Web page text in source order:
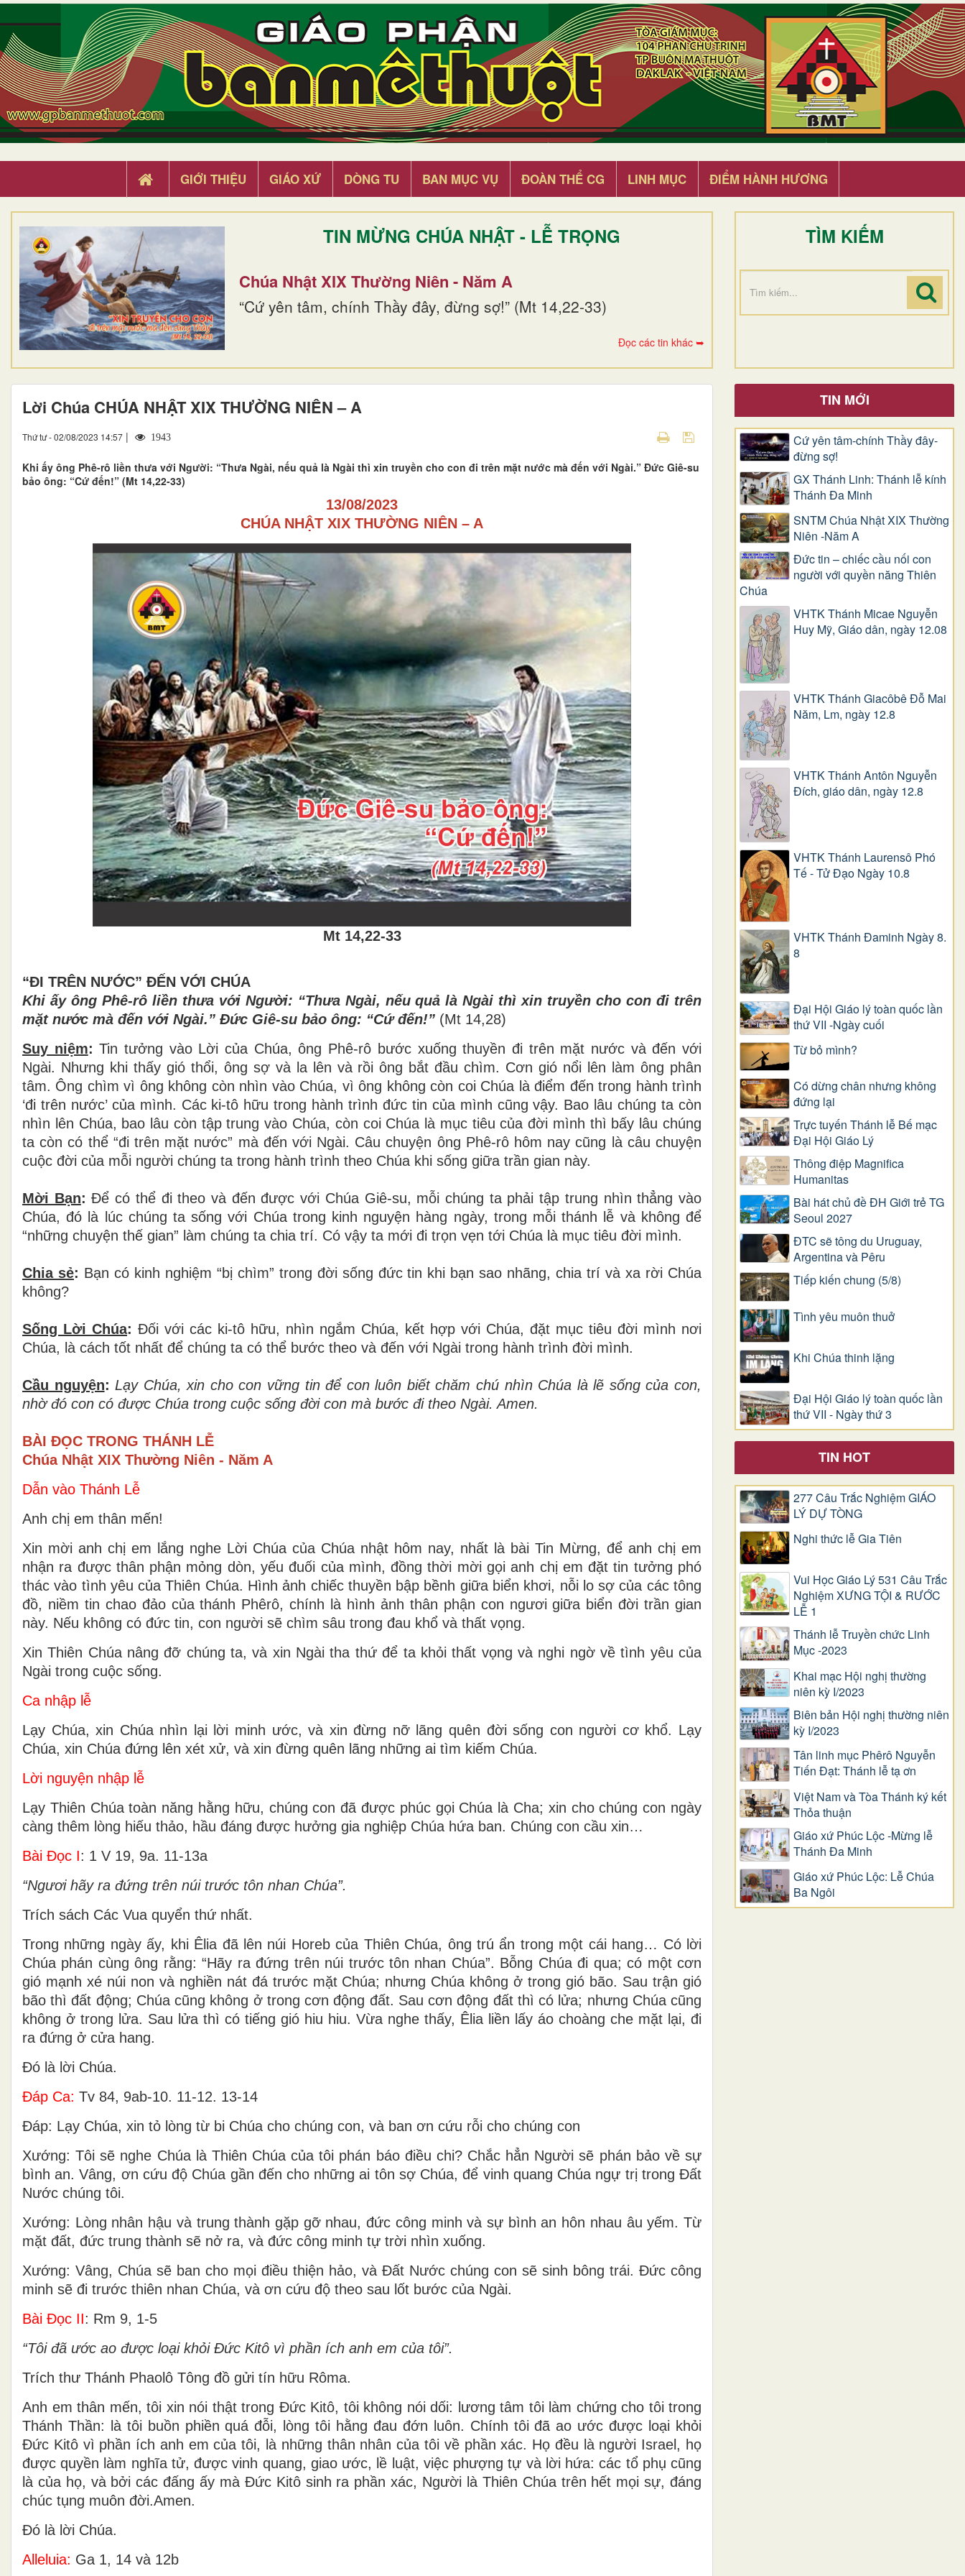
GIỚI THIỆU GIÁO XỨ DÒNG TU BAN MỤC VỤ ĐOÀN THỂ CG LINH MỤC ĐIỂM HÀNH HƯƠNG
TIN MỪNG CHÚA NHẬT - LỄ TRỌNG
Chúa Nhật XIX Thường Niên - Năm A
“Cứ yên tâm, chính Thầy đây, đừng sợ!” (Mt 14,22-33)
Đọc các tin khác ➥
TÌM KIẾM
Lời Chúa CHÚA NHẬT XIX THƯỜNG NIÊN – A
Thứ tư - 02/08/2023 14:57 | 1943
Khi ấy ông Phê-rô liền thưa với Người: “Thưa Ngài, nếu quả là Ngài thì xin truyền cho con đi trên mặt nước mà đến với Ngài.” Đức Giê-su
bảo ông: “Cứ đến!” (Mt 14,22-33)
13/08/2023
CHÚA NHẬT XIX THƯỜNG NIÊN – A
Mt 14,22-33
“ĐI TRÊN NƯỚC” ĐẾN VỚI CHÚA
Khi ấy ông Phê-rô liền thưa với Người: “Thưa Ngài, nếu quả là Ngài thì xin truyền cho con đi trên
mặt nước mà đến với Ngài.” Đức Giê-su bảo ông: “Cứ đến!” (Mt 14,28)
Suy niệm: Tin tưởng vào Lời của Chúa, ông Phê-rô bước xuống thuyền đi trên mặt nước và đến với
Ngài. Nhưng khi thấy gió thổi, ông sợ và la lên và rồi ông bắt đầu chìm. Cơn gió nổi lên làm ông phân
tâm. Ông chìm vì ông không còn nhìn vào Chúa, vì ông không còn coi Chúa là điểm đến trong hành trình
‘đi trên nước’ của mình. Các ki-tô hữu trong hành trình đức tin của mình cũng vậy. Bao lâu chúng ta còn
nhìn lên Chúa, bao lâu còn tập trung vào Chúa, còn coi Chúa là mục tiêu của đời mình thì bấy lâu chúng
ta còn có thể “đi trên mặt nước” mà đến với Ngài. Câu chuyện ông Phê-rô hôm nay cũng là câu chuyện
cuộc đời của mỗi người chúng ta trong hành trình theo Chúa khi sống giữa trần gian này.
Mời Bạn: Để có thể đi theo và đến được với Chúa Giê-su, mỗi chúng ta phải tập trung nhìn thẳng vào
Chúa, đó là lúc chúng ta sống với Chúa trong kinh nguyện hàng ngày, trong mỗi thánh lễ và không để
“những chuyện thế gian” làm chúng ta chia trí. Có vậy ta mới đi trọn vẹn tới Chúa là mục tiêu đời mình.
Chia sẻ: Bạn có kinh nghiệm “bị chìm” trong đời sống đức tin khi bạn sao nhãng, chia trí và xa rời Chúa
không?
Sống Lời Chúa: Đối với các ki-tô hữu, nhìn ngắm Chúa, kết hợp với Chúa, đặt mục tiêu đời mình nơi
Chúa, là cách tốt nhất để chúng ta có thể bước theo và đến với Ngài trong hành trình đời mình.
Cầu nguyện: Lạy Chúa, xin cho con vững tin để con luôn biết chăm chú nhìn Chúa là lẽ sống của con,
nhờ đó con có được Chúa trong cuộc sống đời con mà bước đi theo Ngài. Amen.
BÀI ĐỌC TRONG THÁNH LỄ
Chúa Nhật XIX Thường Niên - Năm A
Dẫn vào Thánh Lễ
Anh chị em thân mến!
Xin mời anh chị em lắng nghe Lời Chúa của Chúa nhật hôm nay, nhất là bài Tin Mừng, để anh chị em
nhận ra được thân phận mỏng dòn, yếu đuối của mình, đồng thời mời gọi anh chị em đặt tin tưởng phó
thác vào tình yêu của Thiên Chúa. Hình ảnh chiếc thuyền bập bềnh giữa biển khơi, nỗi lo sợ của các tông
đồ, niềm tin chao đảo của thánh Phêrô, chính là hình ảnh thân phận con ngươi giữa biển đời trần gian
này. Nếu không có đức tin, con người sẽ chìm sâu trong đau khổ và thất vọng.
Xin Thiên Chúa nâng đỡ chúng ta, và xin Ngài tha thứ để ta khỏi thất vọng và nghi ngờ về tình yêu của
Ngài trong cuộc sống.
Ca nhập lễ
Lạy Chúa, xin Chúa nhìn lại lời minh ước, và xin đừng nỡ lãng quên đời sống con người cơ khổ. Lạy
Chúa, xin Chúa đứng lên xét xử, và xin đừng quên lãng những ai tìm kiếm Chúa.
Lời nguyện nhập lễ
Lạy Thiên Chúa toàn năng hằng hữu, chúng con đã được phúc gọi Chúa là Cha; xin cho chúng con ngày
càng thêm lòng hiếu thảo, hầu đáng được hưởng gia nghiệp Chúa hứa ban. Chúng con cầu xin…
Bài Ðọc I: 1 V 19, 9a. 11-13a
“Ngươi hãy ra đứng trên núi trước tôn nhan Chúa”.
Trích sách Các Vua quyển thứ nhất.
Trong những ngày ấy, khi Êlia đã lên núi Horeb của Thiên Chúa, ông trú ẩn trong một cái hang… Có lời
Chúa phán cùng ông rằng: “Hãy ra đứng trên núi trước tôn nhan Chúa”. Bỗng Chúa đi qua; có một cơn
gió mạnh xé núi non và nghiền nát đá trước mặt Chúa; nhưng Chúa không ở trong gió bão. Sau trận gió
bão thì đất động; Chúa cũng không ở trong cơn động đất. Sau cơn động đất thì có lửa; nhưng Chúa cũng
không ở trong lửa. Sau lửa thì có tiếng gió hiu hiu. Vừa nghe thấy, Êlia liền lấy áo choàng che mặt lại, đi
ra đứng ở cửa hang.
Ðó là lời Chúa.
Ðáp Ca: Tv 84, 9ab-10. 11-12. 13-14
Ðáp: Lạy Chúa, xin tỏ lòng từ bi Chúa cho chúng con, và ban ơn cứu rỗi cho chúng con
Xướng: Tôi sẽ nghe Chúa là Thiên Chúa của tôi phán báo điều chi? Chắc hẳn Người sẽ phán bảo về sự
bình an. Vâng, ơn cứu độ Chúa gần đến cho những ai tôn sợ Chúa, để vinh quang Chúa ngự trị trong Ðất
Nước chúng tôi.
Xướng: Lòng nhân hậu và trung thành gặp gỡ nhau, đức công minh và sự bình an hôn nhau âu yếm. Từ
mặt đất, đức trung thành sẽ nở ra, và đức công minh tự trời nhìn xuống.
Xướng: Vâng, Chúa sẽ ban cho mọi điều thiện hảo, và Ðất Nước chúng con sẽ sinh bông trái. Ðức công
minh sẽ đi trước thiên nhan Chúa, và ơn cứu độ theo sau lốt bước của Ngài.
Bài Ðọc II: Rm 9, 1-5
“Tôi đã ước ao được loại khỏi Ðức Kitô vì phần ích anh em của tôi”.
Trích thư Thánh Phaolô Tông đồ gửi tín hữu Rôma.
Anh em thân mến, tôi xin nói thật trong Ðức Kitô, tôi không nói dối: lương tâm tôi làm chứng cho tôi trong
Thánh Thần: là tôi buồn phiền quá đỗi, lòng tôi hằng đau đớn luôn. Chính tôi đã ao ước được loại khỏi
Ðức Kitô vì phần ích anh em của tôi, là những thân nhân của tôi về phần xác. Họ đều là người Israel, họ
được quyền làm nghĩa tử, được vinh quang, giao ước, lề luật, việc phượng tự và lời hứa: các tổ phụ cũng
là của họ, và bởi các đấng ấy mà Ðức Kitô sinh ra phần xác, Người là Thiên Chúa trên hết mọi sự, đáng
chúc tụng muôn đời.Amen.
Ðó là lời Chúa.
Alleluia: Ga 1, 14 và 12b
TIN MỚI
Cứ yên tâm-chính Thầy đây-
đừng sợ!
GX Thánh Linh: Thánh lễ kính
Thánh Đa Minh
SNTM Chúa Nhật XIX Thường
Niên -Năm A
Đức tin – chiếc cầu nối con
người với quyền năng Thiên
Chúa
VHTK Thánh Micae Nguyễn
Huy Mỹ, Giáo dân, ngày 12.08
VHTK Thánh Giacôbê Ðỗ Mai
Năm, Lm, ngày 12.8
VHTK Thánh Antôn Nguyễn
Ðích, giáo dân, ngày 12.8
VHTK Thánh Laurensô Phó
Tế - Tử Đạo Ngày 10.8
VHTK Thánh Đaminh Ngày 8.
8
Đại Hội Giáo lý toàn quốc lần
thứ VII -Ngày cuối
Từ bỏ mình?
Có dừng chân nhưng không
đứng lại
Trực tuyến Thánh lễ Bế mạc
Đại Hội Giáo Lý
Thông điệp Magnifica
Humanitas
Bài hát chủ đề ĐH Giới trẻ TG
Seoul 2027
ĐTC sẽ tông du Uruguay,
Argentina và Pêru
Tiếp kiến chung (5/8)
Tình yêu muôn thuở
Khi Chúa thinh lặng
Đại Hội Giáo lý toàn quốc lần
thứ VII - Ngày thứ 3
TIN HOT
277 Câu Trắc Nghiệm GIÁO
LÝ DỰ TÒNG
Nghi thức lễ Gia Tiên
Vui Học Giáo Lý 531 Câu Trắc
Nghiệm XƯNG TỘI & RƯỚC
LỄ 1
Thánh lễ Truyền chức Linh
Mục -2023
Khai mạc Hội nghị thường
niên kỳ I/2023
Biên bản Hội nghị thường niên
kỳ I/2023
Tân linh mục Phêrô Nguyễn
Tiến Đạt: Thánh lễ tạ ơn
Việt Nam và Tòa Thánh ký kết
Thỏa thuận
Giáo xứ Phúc Lộc -Mừng lễ
Thánh Đa Minh
Giáo xứ Phúc Lộc: Lễ Chúa
Ba Ngôi